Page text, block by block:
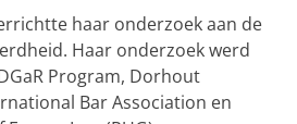
haar onderzoek aan de
Haar onderzoek werd
Program, Dorhout
Bar Association en